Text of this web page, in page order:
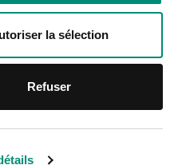
la sélection
Refuser
sur les réseaux
Youtube